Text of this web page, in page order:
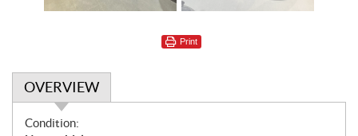
Print
OVERVIEW
O
Condition: